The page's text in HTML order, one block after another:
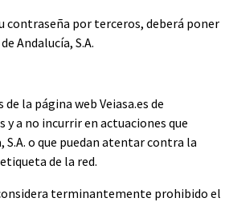
contraseña por terceros, deberá poner
Andalucía, S.A.
la página web Veiasa.es de
a no incurrir en actuaciones que
o que puedan atentar contra la
de la red.
terminantemente prohibido el